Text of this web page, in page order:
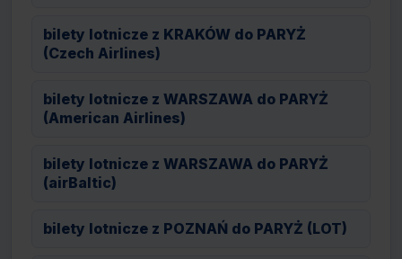
bilety lotnicze z KRAKÓW do PARYŻ
(Czech Airlines)
bilety lotnicze z WARSZAWA do PARYŻ
(American Airlines)
bilety lotnicze z WARSZAWA do PARYŻ
(airBaltic)
bilety lotnicze z POZNAŃ do PARYŻ (LOT)